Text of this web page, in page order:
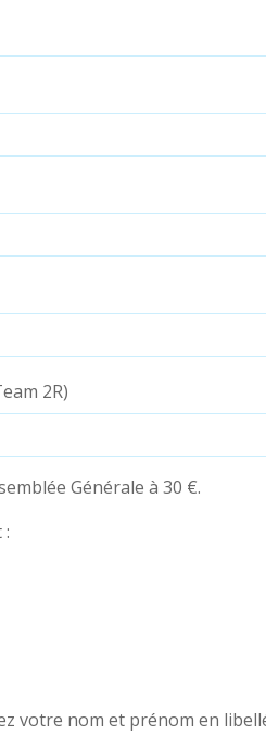
2R)
Générale à 30 €.
votre nom et prénom en